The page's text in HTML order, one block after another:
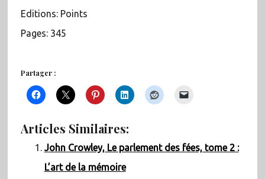
Editions: Points
Pages: 345
Partager :
Articles Similaires:
John Crowley, Le parlement des fées, tome 2 :
L’art de la mémoire